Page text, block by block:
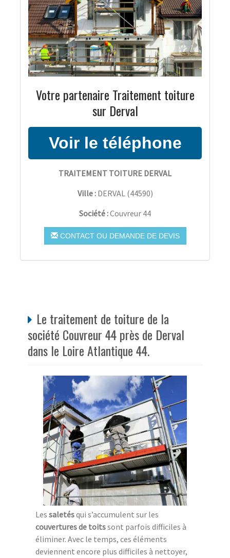
Votre partenaire Traitement toiture
sur Derval
TRAITEMENT TOITURE DERVAL
Ville : DERVAL(44590)
Société :Couvreur 44
CONTACT OU DEMANDE DE DEVIS
Le traitement de toiture de la
société Couvreur 44 près de Derval
dans le Loire Atlantique 44.
Les saletésqui s’accumulent sur les
couvertures de toitssont parfois difficiles à
éliminer. Avec le temps, ces éléments
deviennent encore plus difficiles à nettoyer,